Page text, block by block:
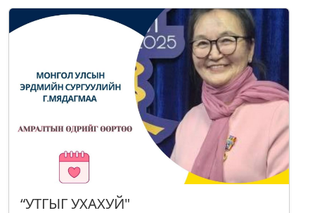
“УТГЫГ УХАХУЙ"